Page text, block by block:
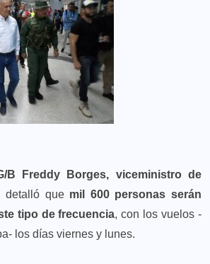
B Freddy Borges, viceministro de
detalló que mil 600 personas serán
tipo de frecuencia, con los vuelos -
los días viernes y lunes.